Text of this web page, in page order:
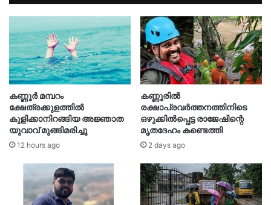
കണ്ണൂർ മമ്പറം
ക്ഷേത്രക്കുളത്തിൽ
കുളിക്കാനിറങ്ങിയ അജ്ഞാത
യുവാവ് മുങ്ങിമരിച്ചു
12 hours ago
കണ്ണൂരിൽ
രക്ഷാപ്രവർത്തനത്തിനിടെ
ഒഴുക്കിൽപ്പെട്ട രാജേഷിന്റെ
മൃതദേഹം കണ്ടെത്തി
2 days ago